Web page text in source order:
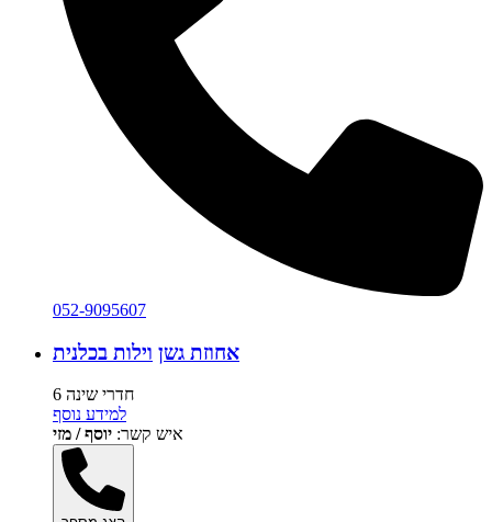
052-9095607
אחוזת גשן וילות בכלנית
6 חדרי שינה
למידע נוסף
איש קשר: יוסף / מזי